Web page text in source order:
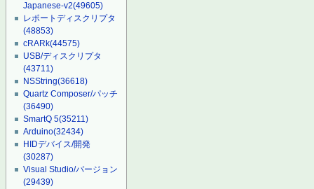
Japanese-v2(49605)
レポートディスクリプタ
(48853)
cRARk(44575)
USB/ディスクリプタ
(43711)
NSString(36618)
Quartz Composer/パッチ
(36490)
SmartQ 5(35211)
Arduino(32434)
HIDデバイス/開発
(30287)
Visual Studio/バージョン
(29439)